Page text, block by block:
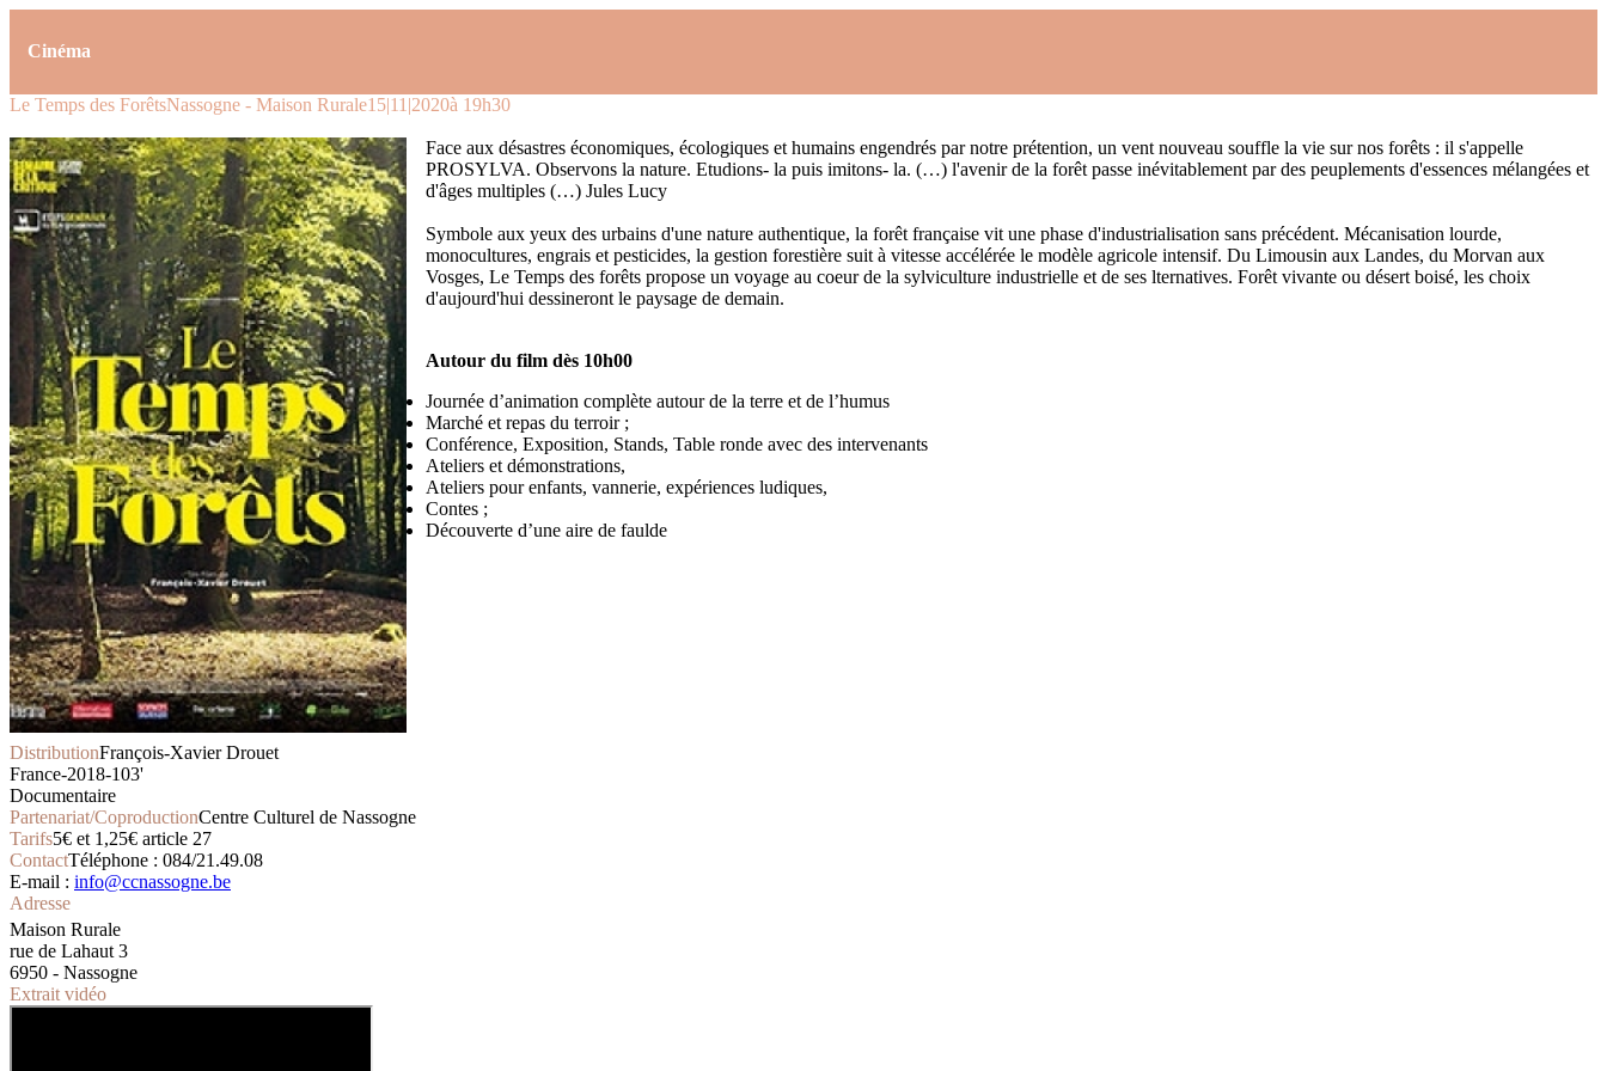
Cinéma
Le Temps des ForêtsNassogne - Maison Rurale15|11|2020à 19h30
Face aux désastres économiques, écologiques et humains engendrés par notre prétention, un vent nouveau souffle la vie sur nos forêts : il s'appelle
PROSYLVA. Observons la nature. Etudions- la puis imitons- la. (…) l'avenir de la forêt passe inévitablement par des peuplements d'essences mélangées et
d'âges multiples (…) Jules Lucy
Symbole aux yeux des urbains d'une nature authentique, la forêt française vit une phase d'industrialisation sans précédent. Mécanisation lourde,
monocultures, engrais et pesticides, la gestion forestière suit à vitesse accélérée le modèle agricole intensif. Du Limousin aux Landes, du Morvan aux
Vosges, Le Temps des forêts propose un voyage au coeur de la sylviculture industrielle et de ses lternatives. Forêt vivante ou désert boisé, les choix
d'aujourd'hui dessineront le paysage de demain.
Autour du film dès 10h00
Journée d’animation complète autour de la terre et de l’humus
Marché et repas du terroir ;
Conférence, Exposition, Stands, Table ronde avec des intervenants
Ateliers et démonstrations,
Ateliers pour enfants, vannerie, expériences ludiques,
Contes ;
Découverte d’une aire de faulde
DistributionFrançois-Xavier Drouet
France-2018-103'
Documentaire
Partenariat/CoproductionCentre Culturel de Nassogne
Tarifs5€ et 1,25€ article 27
ContactTéléphone : 084/21.49.08
E-mail : info@ccnassogne.be
Adresse
Maison Rurale
rue de Lahaut 3
6950 - Nassogne
Extrait vidéo